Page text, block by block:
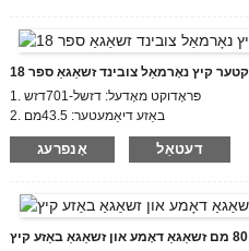
1. פּראָדוקט מאָדעל: דזשל-701דזש
2. באַזע דיאַמעטער: 43.5מם
דעקן הייך: 20 מם
3. סערטיפיקאַט: אי.יו. זשאַגאַ, סע
אָנפרעג דעטאַל